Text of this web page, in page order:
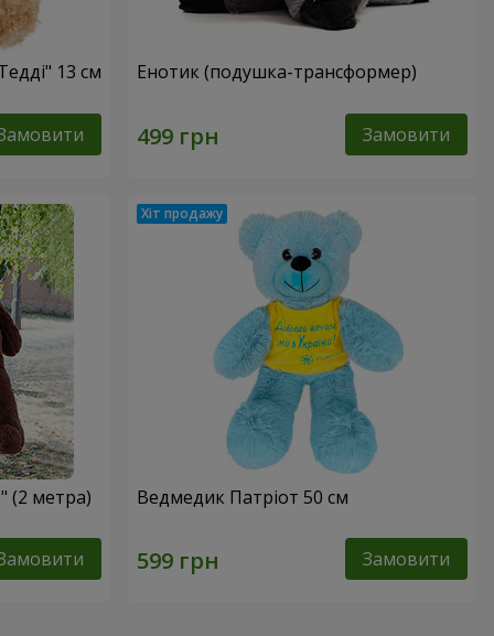
13 см Енотик (подушка-трансформер)
Замовити
(2 метра) Ведмедик Патріот 50 см
Замовити